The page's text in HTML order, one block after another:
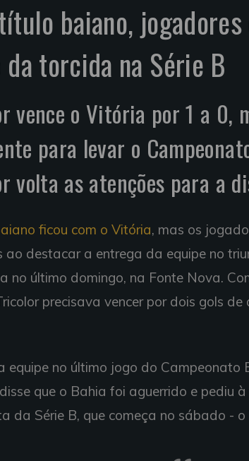
baiano,
torcida na Série B
vence o Vitória por 1 a 0,
para levar o
volta as atenções para a
ficou com o Vitória, mas os
ao destacar a entrega da equipe no
no último domingo, na Fonte Nova.
precisava vencer por dois gols
equipe no último jogo do Campeonato
que o Bahia foi aguerrido e pediu
da Série B, que começa no sábado -